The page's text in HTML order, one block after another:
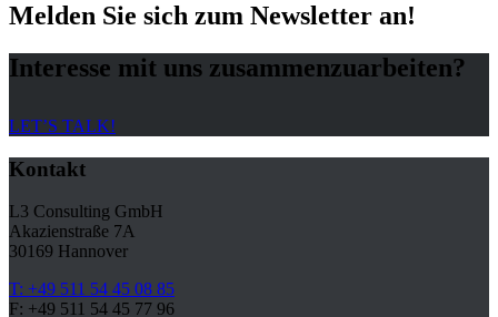
Melden Sie sich zum Newsletter an!
Interesse mit uns zusammenzuarbeiten?
LET’S TALK!
Kontakt
L3 Consulting GmbH
Akazienstraße 7A
30169 Hannover
T: +49 511 54 45 08 85
F: +49 511 54 45 77 96